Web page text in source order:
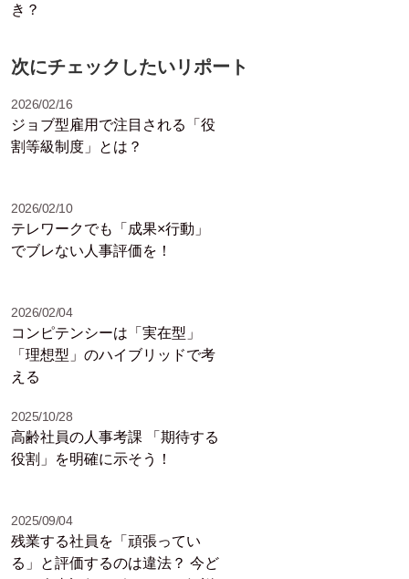
き？
次にチェックしたいリポート
2026/02/16
ジョブ型雇用で注目される「役
割等級制度」とは？
2026/02/10
テレワークでも「成果×行動」
でブレない人事評価を！
2026/02/04
コンピテンシーは「実在型」
「理想型」のハイブリッドで考
える
2025/10/28
高齢社員の人事考課 「期待する
役割」を明確に示そう！
2025/09/04
残業する社員を「頑張ってい
る」と評価するのは違法？ 今ど